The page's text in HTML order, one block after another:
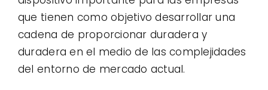
que tienen como objetivo desarrollar una
cadena de proporcionar duradera y
duradera en el medio de las complejidades
del entorno de mercado actual.